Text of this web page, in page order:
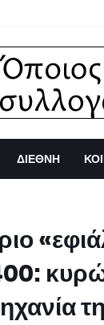
ΔΙΕΘΝΗ